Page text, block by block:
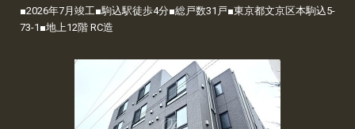
■2026年7月竣工■駒込駅徒歩4分■総戸数31戸■東京都文京区本駒込5-
73-1■地上12階 RC造